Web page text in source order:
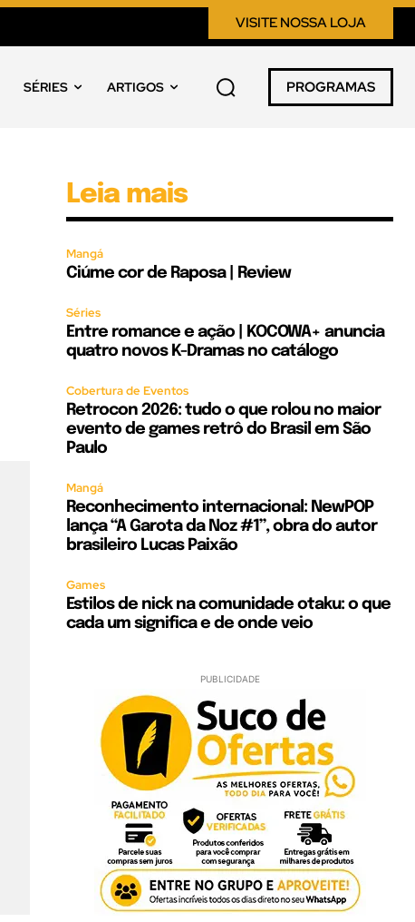
VISITE NOSSA LOJA
SÉRIES ARTIGOS PROGRAMAS
Leia mais
Mangá
Ciúme cor de Raposa | Review
Séries
Entre romance e ação | KOCOWA+ anuncia
quatro novos K-Dramas no catálogo
Cobertura de Eventos
Retrocon 2026: tudo o que rolou no maior
evento de games retrô do Brasil em São
Paulo
Mangá
Reconhecimento internacional: NewPOP
lança “A Garota da Noz #1”, obra do autor
brasileiro Lucas Paixão
Games
Estilos de nick na comunidade otaku: o que
cada um significa e de onde veio
PUBLICIDADE